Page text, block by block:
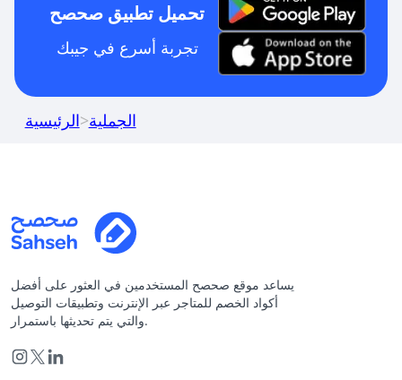
تحميل تطبيق صحصح
تجربة أسرع في جيبك
الرئيسية>الجملية
يساعد موقع صحصح المستخدمين في العثور على أفضل
أكواد الخصم للمتاجر عبر الإنترنت وتطبيقات التوصيل
والتي يتم تحديثها باستمرار.